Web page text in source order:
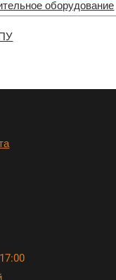
оборудование